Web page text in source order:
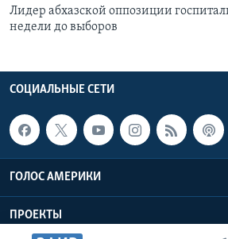
Лидер абхазской оппозиции
недели до выборов
СОЦИАЛЬНЫЕ СЕТИ
ГОЛОС АМЕРИКИ
ПРОЕКТЫ